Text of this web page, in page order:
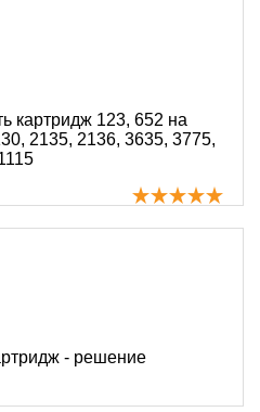
картридж 123, 652 на
2135, 2136, 3635, 3775,
- решение